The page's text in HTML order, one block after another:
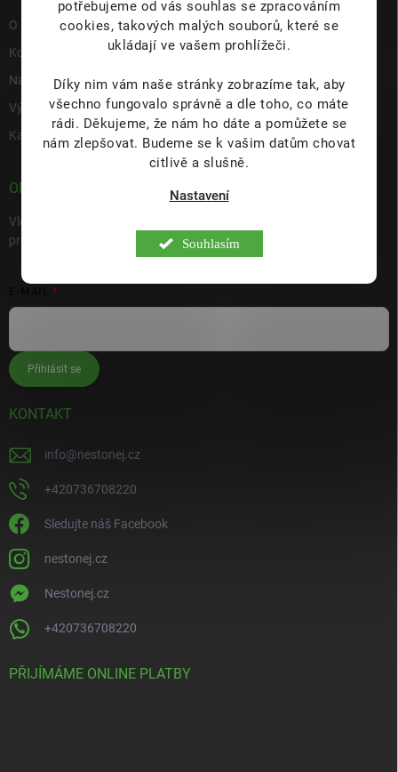
potřebujeme od vás souhlas se zpracováním
cookies, takových malých souborů, které se
ukládají ve vašem prohlížeči.
Díky nim vám naše stránky zobrazíme tak, aby
všechno fungovalo správně a dle toho, co máte
rádi. Děkujeme, že nám ho dáte a pomůžete se
nám zlepšovat. Budeme se k vašim datům chovat
citlivě a slušně.
Nastavení
Souhlasím
O nás
Kontakty
Napište nám
Výdejní místo s prodejnou Hulín
Kariéra
ODEBÍRAT NEWSLETTER
Vložte svůj e-mail a my vám budeme zasílat informace o nových
produktech na našem e-shopu.
Přihlásit se
KONTAKT
info@nestonej.cz
+420736708220
Sledujte náš Facebook
nestonej.cz
Nestonej.cz
+420736708220
PŘIJÍMÁME ONLINE PLATBY